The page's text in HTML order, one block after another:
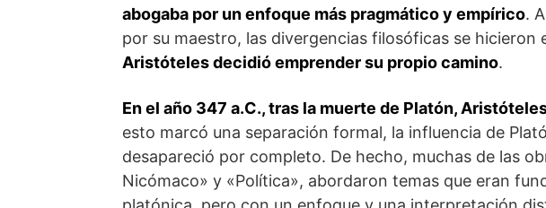
abogaba por un enfoque más pragmático y empírico.
por su maestro, las divergencias filosóficas se hicieron
Aristóteles decidió emprender su propio camino.
En el año 347 a.C., tras la muerte de Platón,
esto marcó una separación formal, la influencia de
desapareció por completo. De hecho, muchas de las
Nicómaco» y «Política», abordaron temas que eran